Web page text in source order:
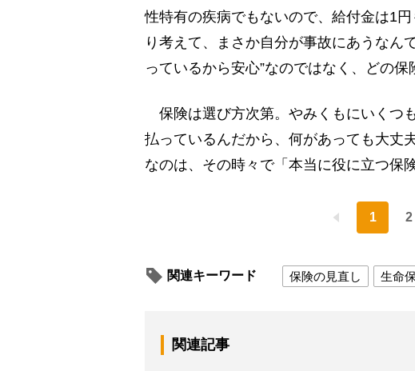
性特有の疾病でもないので、給付金は1
り考えて、まさか自分が事故にあうなん
っているから安心”なのではなく、どの
保険は選び方次第。やみくもにいくつ
払っているんだから、何があっても大丈
なのは、その時々で「本当に役に立つ保
1 2
関連キーワード 保険の見直し 生命
関連記事